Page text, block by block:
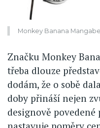
Monkey Banana
Značku Monkey
třeba dlouze
dodám, že o sobě
doby přináší nejen
designově